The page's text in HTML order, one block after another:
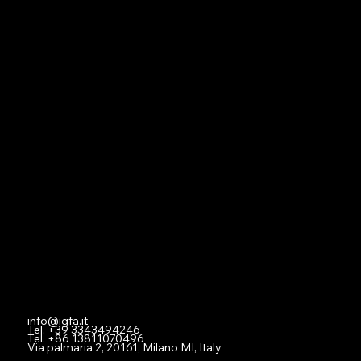
info@igfa.it
Tel. +39 3343494246
Tel. +86 13811070496
Via palmaria 2, 20161, Milano MI, Italy